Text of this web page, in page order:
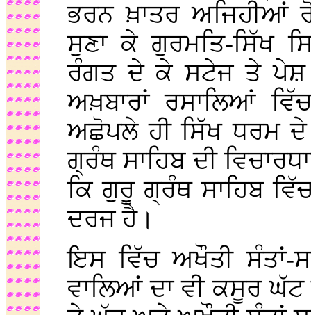
ਭਰਨ ਖ਼ਾਤਰ ਅਜਿਹੀਆਂ
ਸੁਣਾ ਕੇ ਗੁਰਮਤਿ-ਸਿੱਖ
ਰੰਗਤ ਦੇ ਕੇ ਸਟੇਜ ਤੇ ਪੇਸ਼
ਅਖ਼ਬਾਰਾਂ ਰਸਾਲਿਆਂ
ਅਛੋਪਲੇ ਹੀ ਸਿੱਖ ਧਰਮ
ਗ੍ਰੰਥ ਸਾਹਿਬ ਦੀ
ਕਿ ਗੁਰੂ ਗ੍ਰੰਥ ਸਾਹਿਬ
ਦਰਜ ਹੈ।
ਇਸ ਵਿੱਚ ਅਖੌਤੀ ਸੰਤਾਂ-
ਵਾਲਿਆਂ ਦਾ ਵੀ ਕਸੂਰ ਘੱਟ